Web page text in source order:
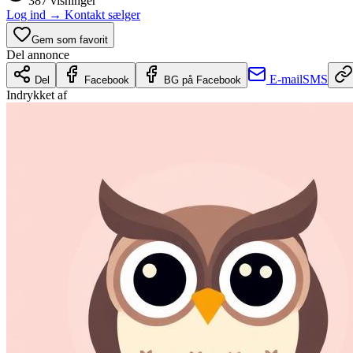
Log ind → Kontakt sælger
Gem som favorit
Del annonce
Del Facebook BG på Facebook E-mailSMS
Indrykket af